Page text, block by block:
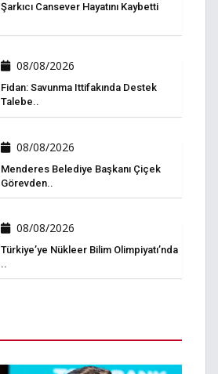
Şarkıcı Cansever Hayatını Kaybetti
08/08/2026
Fidan: Savunma Ittifakında Destek
Talebe..
08/08/2026
Menderes Belediye Başkanı Çiçek
Görevden..
08/08/2026
Türkiye’ye Nükleer Bilim Olimpiyatı’nda
..